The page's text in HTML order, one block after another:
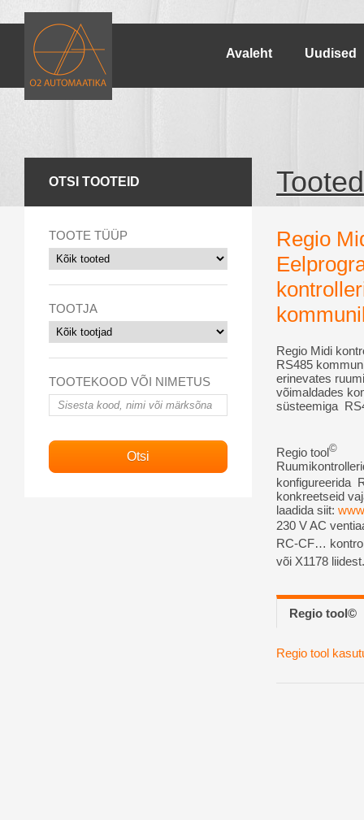
Avaleht Uudised
OTSI TOOTEID
TOOTE TÜÜP
TOOTJA
TOOTEKOOD VÕI NIMETUS
Tooted
Regio
Regio Midi
RS485
erinevates
võimaldades
süsteemiga
Regio tool©
konfigureerida
konkreetseid
laadida siit:
230 V AC
RC-CF…
või X1178 liidest.
Regio tool©
Regio tool